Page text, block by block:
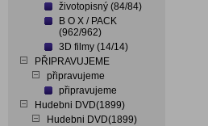
životopisný (84/84)
B O X / PACK
(962/962)
3D filmy (14/14)
PŘIPRAVUJEME
připravujeme
připravujeme
Hudebni DVD(1899)
Hudebni DVD(1899)